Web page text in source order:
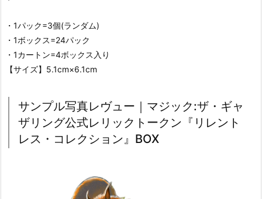
・1パック=3個(ランダム)
・1ボックス=24パック
・1カートン=4ボックス入り
【サイズ】5.1cm×6.1cm
サンプル写真レヴュー｜マジック:ザ・ギャ
ザリング公式レリックトークン『リレント
レス・コレクション』BOX